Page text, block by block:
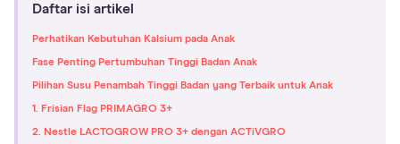
Daftar isi artikel
Perhatikan Kebutuhan Kalsium pada Anak
Fase Penting Pertumbuhan Tinggi Badan Anak
Pilihan Susu Penambah Tinggi Badan yang Terbaik untuk Anak
1. Frisian Flag PRIMAGRO 3+
2. Nestle LACTOGROW PRO 3+ dengan ACTiVGRO